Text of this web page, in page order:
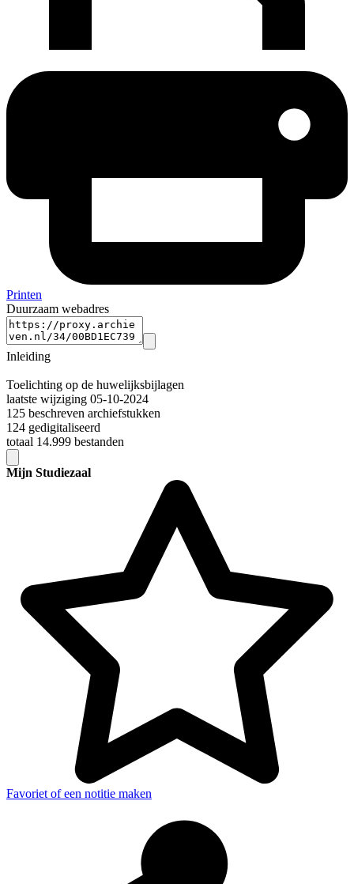
Printen
Duurzaam webadres
Inleiding
Toelichting op de huwelijksbijlagen
laatste wijziging 05-10-2024
125 beschreven archiefstukken
124 gedigitaliseerd
totaal 14.999 bestanden
Mijn Studiezaal
Favoriet of een notitie maken